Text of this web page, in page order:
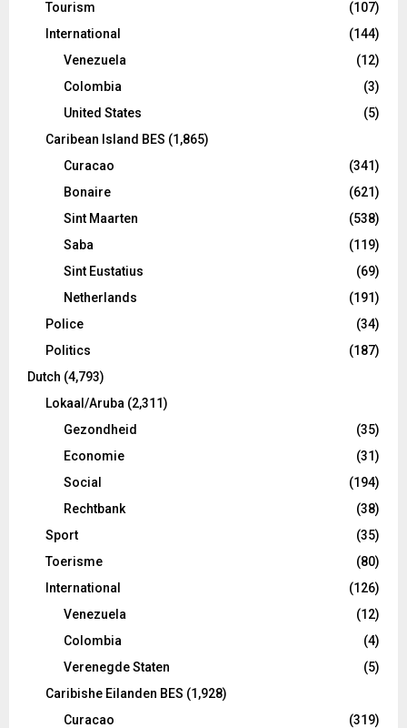
Tourism
(107)
International
(144)
Venezuela
(12)
Colombia
(3)
United States
(5)
Caribean Island BES (1,865)
Curacao
(341)
Bonaire
(621)
Sint Maarten
(538)
Saba
(119)
Sint Eustatius
(69)
Netherlands
(191)
Police
(34)
Politics
(187)
Dutch (4,793)
Lokaal/Aruba (2,311)
Gezondheid
(35)
Economie
(31)
Social
(194)
Rechtbank
(38)
Sport
(35)
Toerisme
(80)
International
(126)
Venezuela
(12)
Colombia
(4)
Verenegde Staten
(5)
Caribishe Eilanden BES (1,928)
Curacao
(319)